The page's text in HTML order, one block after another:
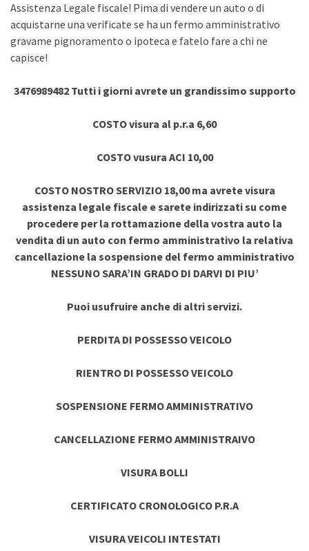
Assistenza Legale fiscale! Pima di vendere un auto o di
acquistarne una verificate se ha un fermo amministrativo
gravame pignoramento o ipoteca e fatelo fare a chi ne
capisce!
3476989482 Tutti i giorni avrete un grandissimo supporto
COSTO visura al p.r.a 6,60
COSTO vusura ACI 10,00
COSTO NOSTRO SERVIZIO 18,00 ma avrete visura
assistenza legale fiscale e sarete indirizzati su come
procedere per la rottamazione della vostra auto la
vendita di un auto con fermo amministrativo la relativa
cancellazione la sospensione del fermo amministrativo
NESSUNO SARA’IN GRADO DI DARVI DI PIU’
Puoi usufruire anche di altri servizi.
PERDITA DI POSSESSO VEICOLO
RIENTRO DI POSSESSO VEICOLO
SOSPENSIONE FERMO AMMINISTRATIVO
CANCELLAZIONE FERMO AMMINISTRAIVO
VISURA BOLLI
CERTIFICATO CRONOLOGICO P.R.A
VISURA VEICOLI INTESTATI